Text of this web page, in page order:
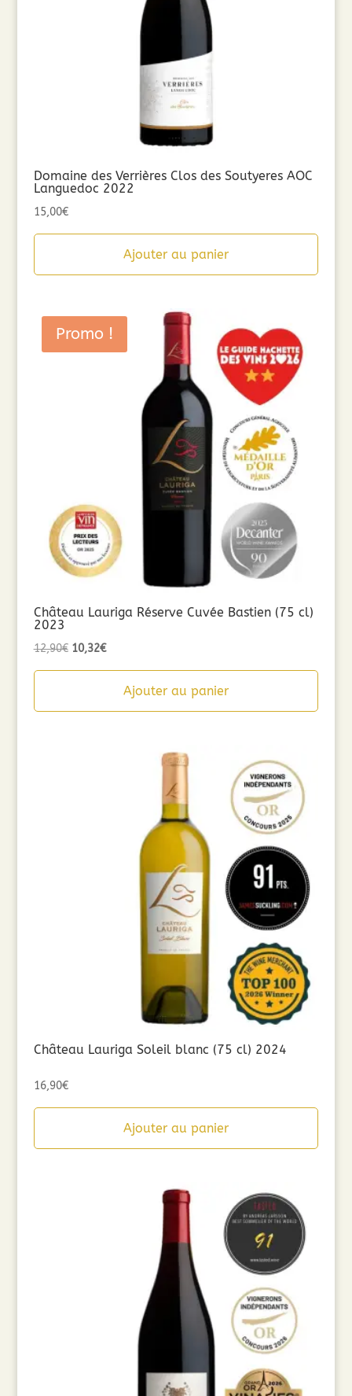
Domaine des Verrières Clos des Soutyeres AOC
Languedoc 2022
15,00€
Ajouter au panier
Promo !
Château Lauriga Réserve Cuvée Bastien (75 cl)
2023
12,90€ Le
10,32€Le
actuelAjouter au panier
Château Lauriga Soleil blanc (75 cl) 2024
16,90€
Ajouter au panier